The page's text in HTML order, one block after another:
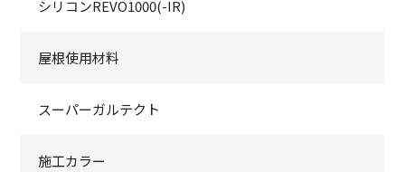
シリコンREVO1000(-IR)
屋根使用材料
スーパーガルテクト
施工カラー